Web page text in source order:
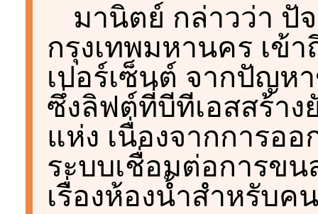
มานิตย์ กล่าวว่า ปั
กรุงเทพมหานคร เข้า
เปอร์เซ็นต์ จากปัญห
ซึ่งลิฟต์ที่บีทีเอสสร้าง
แห่ง เนื่องจากการอ
ระบบเชื่อมต่อการข
เรื่องห้องน้ำสำหรับค